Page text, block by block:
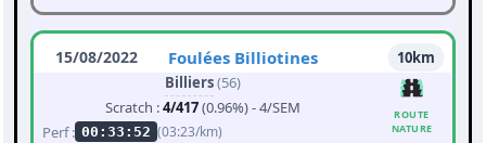
15/08/2022 Foulées Billiotines
10km
Billiers(56)
Scratch :4/417(0.96%) - 4/SEM
Perf : 00:33:52 (03:23/km)
ROUTE
NATURE